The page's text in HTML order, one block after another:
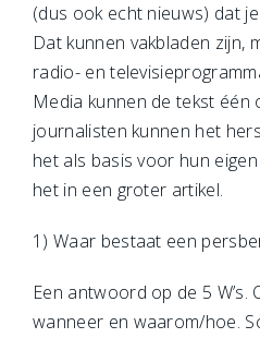
(dus ook echt nieuws) dat
Dat kunnen vakbladen zijn,
radio- en
Media kunnen de tekst één
journalisten kunnen het
het als basis voor hun
het in een groter artikel.
1) Waar bestaat een
Een antwoord op de 5 W’s.
wanneer en waarom/hoe.